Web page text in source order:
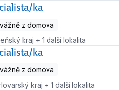
ka
z domova
kraj + 1 další lokalita
ka
z domova
kraj + 1 další lokalita